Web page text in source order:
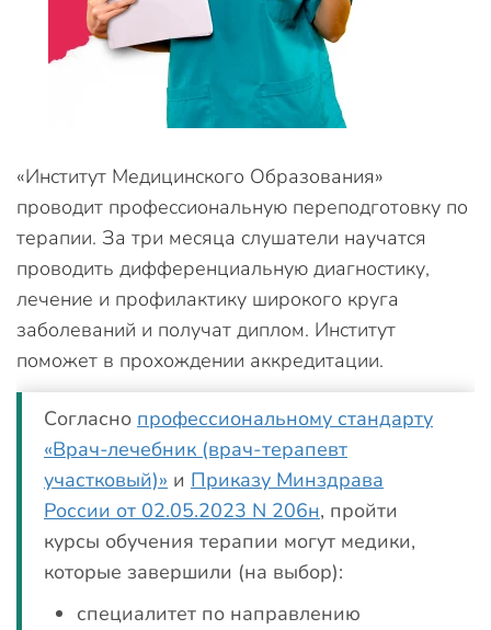
«Институт Медицинского Образования»
проводит профессиональную переподготовку по
терапии. За три месяца слушатели научатся
проводить дифференциальную диагностику,
лечение и профилактику широкого круга
заболеваний и получат диплом. Институт
поможет в прохождении аккредитации.
Согласно профессиональному стандарту
«Врач-лечебник (врач-терапевт
участковый)» и Приказу Минздрава
России от 02.05.2023 N 206н, пройти
курсы обучения терапии могут медики,
которые завершили (на выбор):
специалитет по направлению